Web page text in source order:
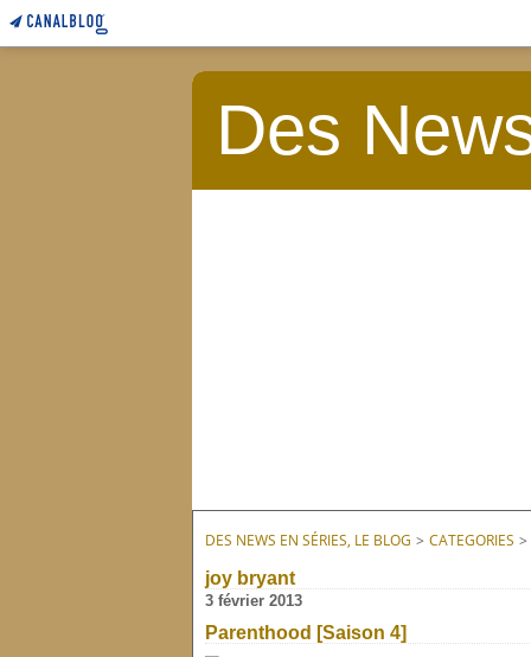
Des
DES NEWS EN SÉRIES, LE BLOG > CATEGORIES >
joy bryant
3 février 2013
Parenthood [Saison 4]